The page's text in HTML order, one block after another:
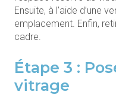
Ensuite, à l’aide d’une
emplacement. Enfin,
cadre.
Étape 3 :
vitrage